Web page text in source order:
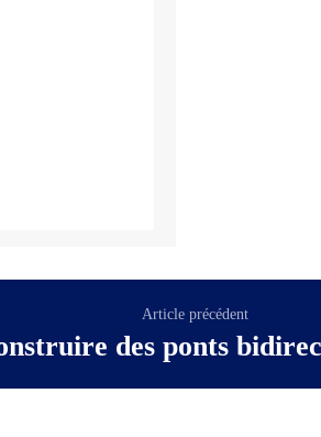
Article précédent
des ponts